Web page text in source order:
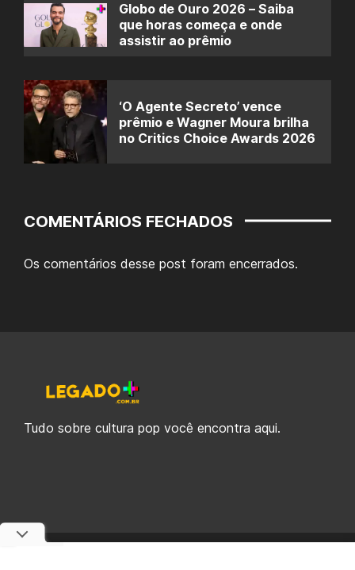
Globo de Ouro 2026 – Saiba
que horas começa e onde
assistir ao prêmio
‘O Agente Secreto’ vence
prêmio e Wagner Moura brilha
no Critics Choice Awards 2026
COMENTÁRIOS FECHADOS
Os comentários desse post foram encerrados.
Tudo sobre cultura pop você encontra aqui.